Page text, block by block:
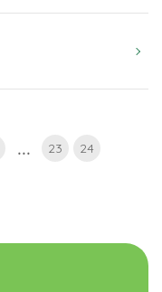
... 23 24